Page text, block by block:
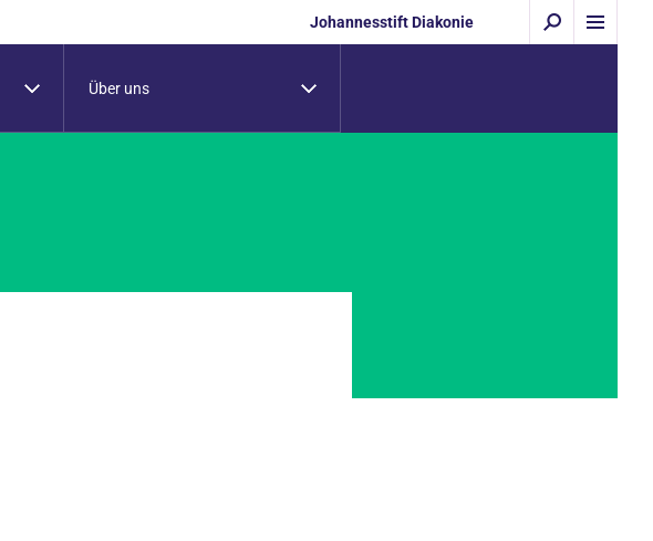
Johannesstift Diakonie
Über uns